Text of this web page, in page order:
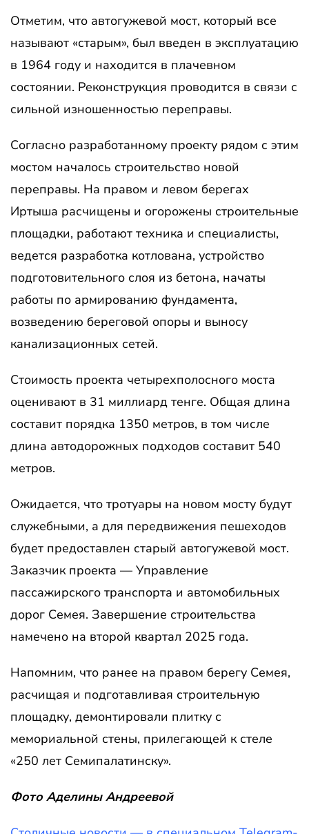
Отметим, что автогужевой мост, который все
называют «старым», был введен в эксплуатацию
в 1964 году и находится в плачевном
состоянии. Реконструкция проводится в связи с
сильной изношенностью переправы.
Согласно разработанному проекту рядом с этим
мостом началось строительство новой
переправы. На правом и левом берегах
Иртыша расчищены и огорожены строительные
площадки, работают техника и специалисты,
ведется разработка котлована, устройство
подготовительного слоя из бетона, начаты
работы по армированию фундамента,
возведению береговой опоры и выносу
канализационных сетей.
Стоимость проекта четырехполосного моста
оценивают в 31 миллиард тенге. Общая длина
составит порядка 1350 метров, в том числе
длина автодорожных подходов составит 540
метров.
Ожидается, что тротуары на новом мосту будут
служебными, а для передвижения пешеходов
будет предоставлен старый автогужевой мост.
Заказчик проекта — Управление
пассажирского транспорта и автомобильных
дорог Семея. Завершение строительства
намечено на второй квартал 2025 года.
Напомним, что ранее на правом берегу Семея,
расчищая и подготавливая строительную
площадку, демонтировали плитку с
мемориальной стены, прилегающей к стеле
«250 лет Семипалатинску».
Фото Аделины Андреевой